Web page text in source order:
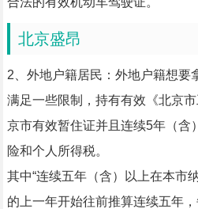
北京盛昂
2、外地户籍居民：外地户籍想要
满足一些限制，持有有效《北京
京市有效暂住证并且连续5年（含
险和个人所得税。
其中“连续五年（含）以上在本市
的上一年开始往前推算连续五年